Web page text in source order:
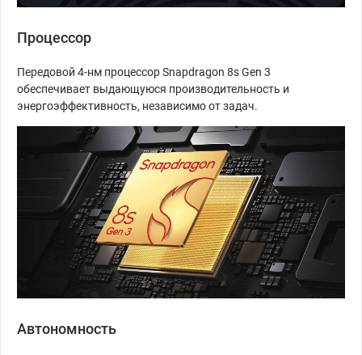
Процессор
Передовой 4-нм процессор Snapdragon 8s Gen 3
обеспечивает выдающуюся производительность и
энергоэффективность, независимо от задач.
Автономность